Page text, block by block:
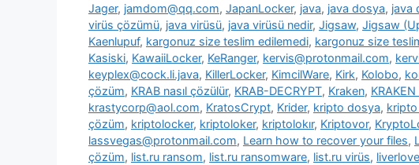
Jager, jamdom@qq.com, JapanLocker, java, java dosya, java
virüs çözümü, java virüsü, java virüsü nedir, Jigsaw, Jigsaw
Kaenlupuf, kargonuz size teslim edilemedi, kargonuz size
Kasiski, KawaiiLocker, KeRanger, kervis@protonmail.com,
keyplex@cock.li.java, KillerLocker, KimcilWare, Kirk, Kolobo,
çözüm, KRAB nasıl çözülür, KRAB-DECRYPT, Kraken,
krastycorp@aol.com, KratosCrypt, Krider, kripto dosya, kripto
çözüm, kriptolocker, kriptoloker, kriptolokır, Kriptovor,
lassvegas@protonmail.com, Learn how to recover your files,
çözüm, list.ru ransom, list.ru ransomware, list.ru virüs,